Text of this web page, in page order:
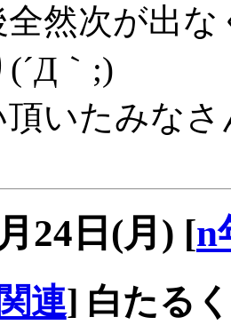
全然次が出
｀;)
頂いたみな
24日(月) [n
連] 白たる